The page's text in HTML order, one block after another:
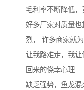
毛利率不断降低，
好多厂家对质量也
烈， 许多商家就
让我路难走，我让
回来的侥幸心理.....
缺乏强势，鱼龙混